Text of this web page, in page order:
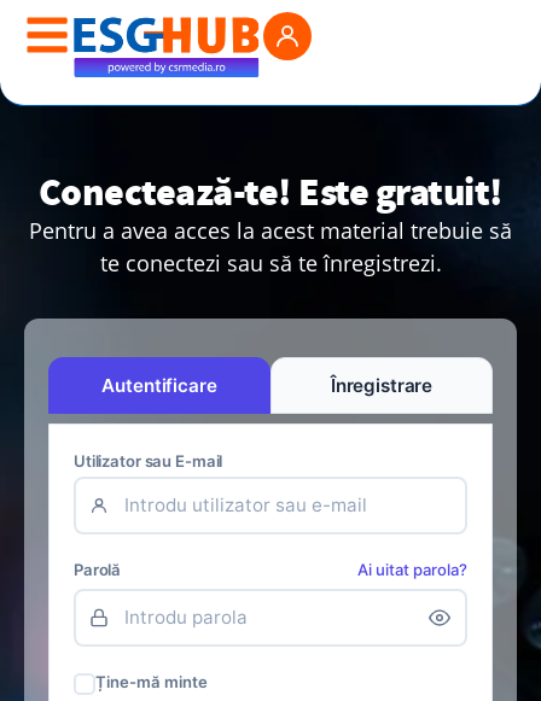
Conectează-te! Este gratuit!
Pentru a avea acces la acest material trebuie să
te conectezi sau să te înregistrezi.
Autentificare Înregistrare
Utilizator sau E-mail
Parolă Ai uitat parola?
Ține-mă minte